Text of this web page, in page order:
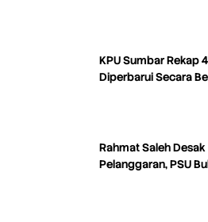
KPU Sumbar Rekap
Diperbarui Secara
Rahmat Saleh
Pelanggaran, PSU